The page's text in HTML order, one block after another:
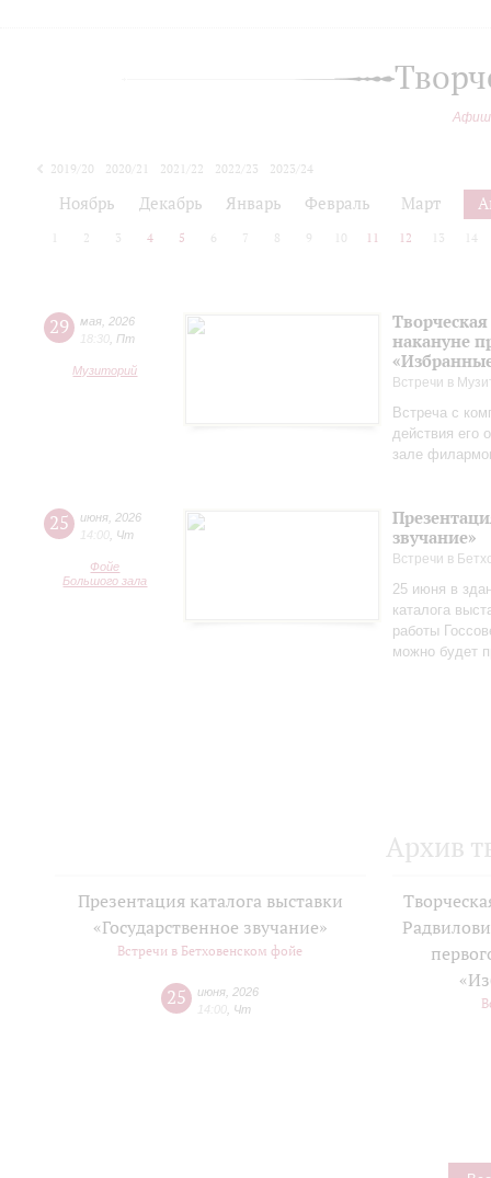
2019/20 2020/21 2021/22 2022/23
2023/24
Ноябрь Декабрь Январь Февраль Март
2 3 4 5 6 7 8 9 10 11 12 13 14
29 мая 2026
18:30 Пт
Музиторий
накануне
Встречи в
Встреча с
действия его
зале
25 июня 2026
14:00 Чт
Фойе
Большого зала
звучание»
Встречи в
25 июня в
каталога
работы
можно будет
Архив
Презентация каталога выставки
«Государственное звучание»
Встречи в Бетховенском фойе
25 июня 2026
14:00 Чт